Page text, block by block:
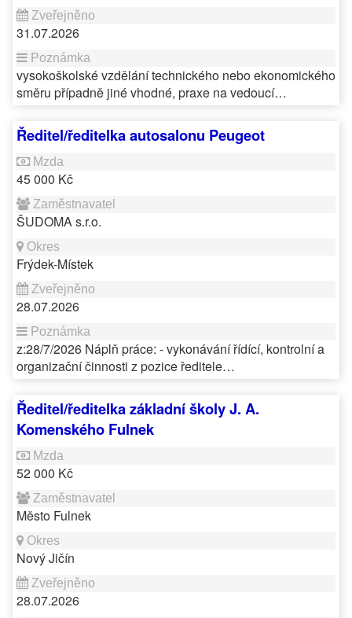
31.07.2026
vysokoškolské vzdělání technického nebo ekonomického
směru případně jiné vhodné, praxe na vedoucí…
Ředitel/ředitelka autosalonu Peugeot
45 000 Kč
ŠUDOMA s.r.o.
Frýdek-Místek
28.07.2026
z:28/7/2026 Náplň práce: - vykonávání řídící, kontrolní a
organizační činnosti z pozice ředitele…
Ředitel/ředitelka základní školy J. A.
Komenského Fulnek
52 000 Kč
Město Fulnek
Nový Jičín
28.07.2026